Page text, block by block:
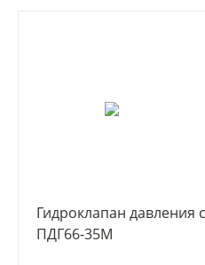
Гидроклапан
ПДГ66-35М